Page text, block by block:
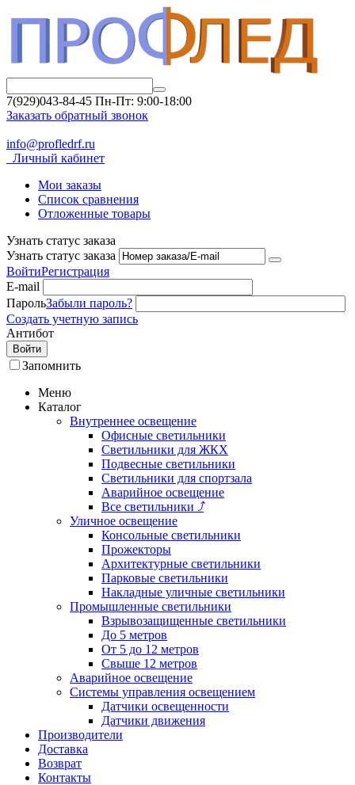
7(929)043-84-45 Пн-Пт: 9:00-18:00
Заказать обратный звонок
info@profledrf.ru
Личный кабинет
Мои заказы
Список сравнения
Отложенные товары
Узнать статус заказа
Узнать статус заказа
ВойтиРегистрация
E-mail
ПарольЗабыли пароль?
Создать учетную запись
Антибот
Войти
Запомнить
Меню
Каталог
Внутреннее освещение
Офисные светильники
Светильники для ЖКХ
Подвесные светильники
Светильники для спортзала
Аварийное освещение
Все светильники ⤴
Уличное освещение
Консольные светильники
Прожекторы
Архитектурные светильники
Парковые светильники
Накладные уличные светильники
Промышленные светильники
Взрывозащищенные светильники
До 5 метров
От 5 до 12 метров
Свыше 12 метров
Аварийное освещение
Системы управления освещением
Датчики освещенности
Датчики движения
Производители
Доставка
Возврат
Контакты